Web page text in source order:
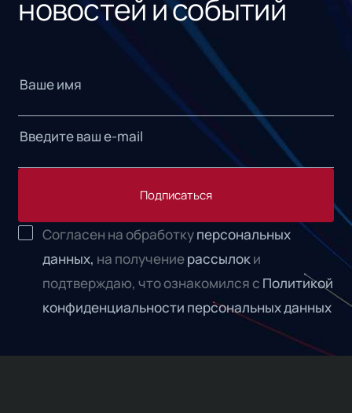
новостей и событий
Подписаться
Согласен на обработкуперсональных
данных, на получениерассылок и
подтверждаю, что ознакомился с Политикой
конфиденциальности персональных данных